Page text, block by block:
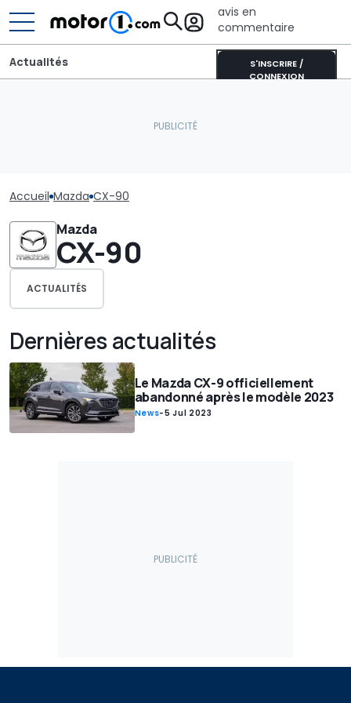
avis en
commentaire
S'INSCRIRE /
CONNEXION
Actualités
Accueil Mazda CX-90
Mazda
CX-90
ACTUALITÉS
Dernières actualités
Le Mazda CX-9 officiellement
abandonné après le modèle 2023
News-5 Jul 2023